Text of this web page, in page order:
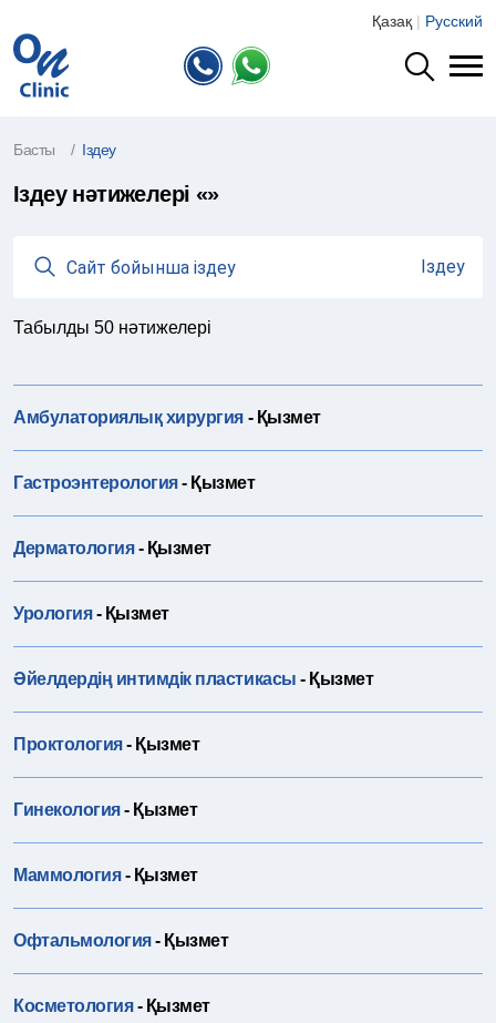
Қазақ | Русский
Басты Іздеу
Іздеу нәтижелері «»
Іздеу
Табылды 50 нәтижелері
Амбулаториялық хирургия - Қызмет
Гастроэнтерология- Қызмет
Дерматология - Қызмет
Урология - Қызмет
Әйелдердің интимдік пластикасы - Қызмет
Проктология - Қызмет
Гинекология - Қызмет
Маммология - Қызмет
Офтальмология - Қызмет
Косметология - Қызмет